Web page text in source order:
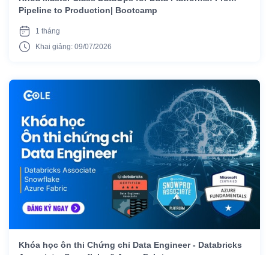
Pipeline to Production| Bootcamp
1 tháng
Khai giảng: 09/07/2026
Khóa học ôn thi Chứng chỉ Data Engineer - Databricks